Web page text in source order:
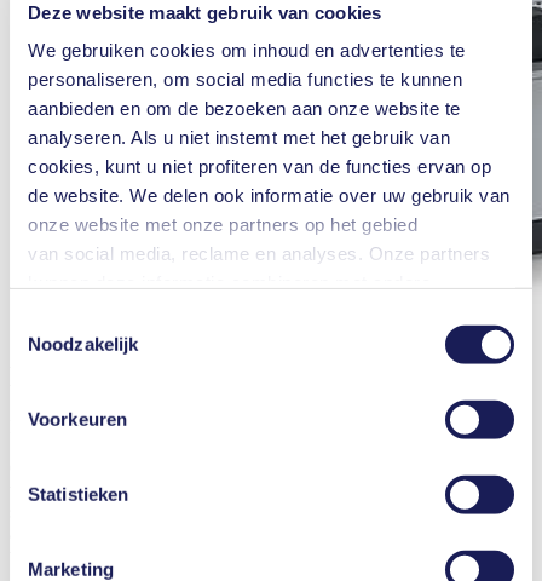
Deze website maakt gebruik van cookies
We gebruiken cookies om inhoud en advertenties te
personaliseren, om social media functies te kunnen
aanbieden en om de bezoeken aan onze website te
analyseren. Als u niet instemt met het gebruik van
cookies, kunt u niet profiteren van de functies ervan op
de website. We delen ook informatie over uw gebruik van
onze website met onze partners op het gebied
van social media, reclame en analyses. Onze partners
verzameld in het kader van uw gebruik van de diensten.
U kunt uw toestemming te allen tijde intrekken door te
klikken op "Cookies" onderaan de website en het vinkje
in het vakje te verwijderen.
ervan, de wettelijke basis en de opslagperiode is te
Noodzakelijk
Voorkeuren
Statistieken
Marketing
LABOPORT® N 820 G
with manual speed control for adjusting the pump capacity to your
specific application. Suitable for a wide range of Laboratory